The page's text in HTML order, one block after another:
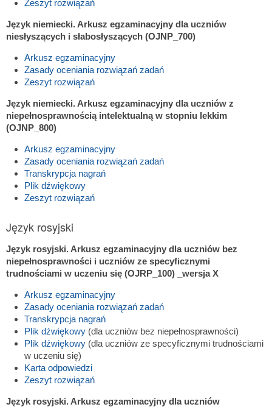
Zeszyt rozwiązań
Język niemiecki. Arkusz egzaminacyjny dla uczniów
niesłyszących i słabosłyszących (OJNP_700)
Arkusz egzaminacyjny
Zasady oceniania rozwiązań zadań
Zeszyt rozwiązań
Język niemiecki. Arkusz egzaminacyjny dla uczniów z
niepełnosprawnością intelektualną w stopniu lekkim
(OJNP_800)
Arkusz egzaminacyjny
Zasady oceniania rozwiązań zadań
Transkrypcja nagrań
Plik dźwiękowy
Zeszyt rozwiązań
Język rosyjski
Język rosyjski. Arkusz egzaminacyjny dla uczniów bez
niepełnosprawności i uczniów ze specyficznymi
trudnościami w uczeniu się (OJRP_100) _wersja X
Arkusz egzaminacyjny
Zasady oceniania rozwiązań zadań
Transkrypcja nagrań
Plik dźwiękowy (dla uczniów bez niepełnosprawności)
Plik dźwiękowy (dla uczniów ze specyficznymi trudnościami
w uczeniu się)
Karta odpowiedzi
Zeszyt rozwiązań
Język rosyjski. Arkusz egzaminacyjny dla uczniów